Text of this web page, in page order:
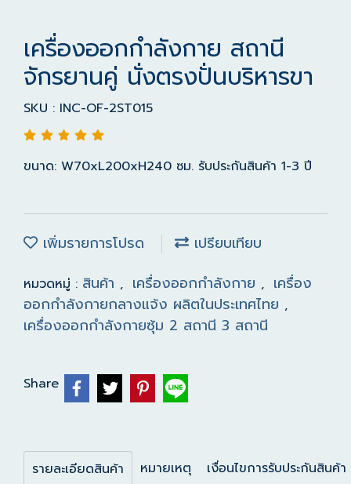
เครื่องออกกำลังกาย สถานี
จักรยานคู่ นั่งตรงปั่นบริหารขา
SKU : INC-OF-2ST015
ขนาด: W70xL200xH240 ซม. รับประกันสินค้า 1-3 ปี
เพิ่มรายการโปรด เปรียบเทียบ
หมวดหมู่ : สินค้า , เครื่องออกกำลังกาย , เครื่อง
ออกกำลังกายกลางแจ้ง ผลิตในประเทศไทย ,
เครื่องออกกำลังกายซุ้ม 2 สถานี 3 สถานี
Share
รายละเอียดสินค้า หมายเหตุ
เงื่อนไขการรับประกันสินค้า